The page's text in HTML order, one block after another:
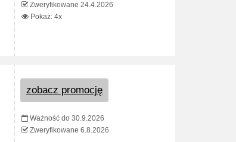
Zweryfikowane 24.4.2026
Pokaż: 4x
zobacz promocję
Ważność do 30.9.2026
Zweryfikowane 6.8.2026